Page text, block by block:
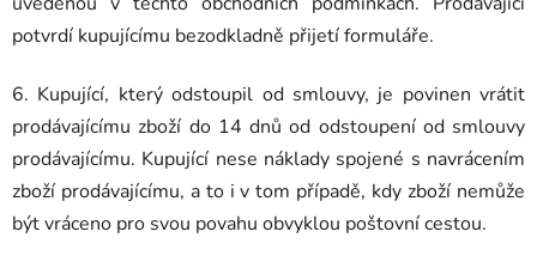
potvrdí kupujícímu bezodkladně přijetí formuláře.
6. Kupující, který odstoupil od smlouvy, je povinen vrátit
prodávajícímu zboží do 14 dnů od odstoupení od smlouvy
prodávajícímu. Kupující nese náklady spojené s navrácením
zboží prodávajícímu, a to i v tom případě, kdy zboží nemůže
být vráceno pro svou povahu obvyklou poštovní cestou.